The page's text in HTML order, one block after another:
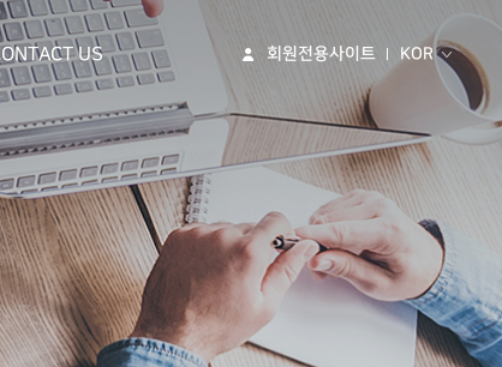
회원전용사이트 KOR
US